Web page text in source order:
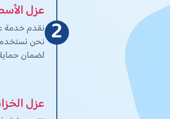
2
عزل
نقدم خدمة
نحن نستخدم
لضمان حماية
عزل